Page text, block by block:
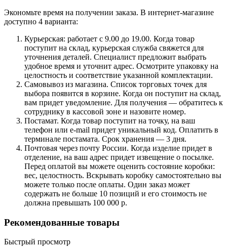
Экономьте время на получении заказа. В интернет-магазине
доступно 4 варианта:
Курьерская: работает с 9.00 до 19.00. Когда товар
поступит на склад, курьерская служба свяжется для
уточнения деталей. Специалист предложит выбрать
удобное время и уточнит адрес. Осмотрите упаковку на
целостность и соответствие указанной комплектации.
Самовывоз из магазина. Список торговых точек для
выбора появится в корзине. Когда он поступит на склад,
вам придет уведомление. Для получения — обратитесь к
сотруднику в кассовой зоне и назовите номер.
Постамат. Когда товар поступит на точку, на ваш
телефон или e-mail придет уникальный код. Оплатить в
терминале постамата. Срок хранения — 3 дня.
Почтовая через почту России. Когда изделие придет в
отделение, на ваш адрес придет извещение о посылке.
Перед оплатой вы можете оценить состояние коробки:
вес, целостность. Вскрывать коробку самостоятельно вы
можете только после оплаты. Один заказ может
содержать не больше 10 позиций и его стоимость не
должна превышать 100 000 р.
Рекомендованные товары
Быстрый просмотр